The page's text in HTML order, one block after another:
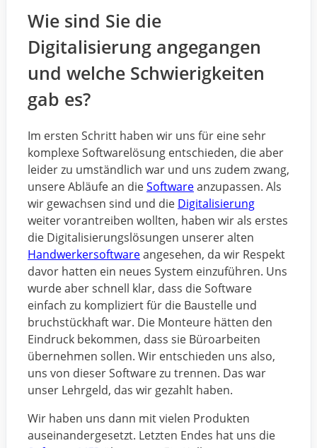
Wie sind Sie die
Digitalisierung angegangen
und welche Schwierigkeiten
gab es?
Im ersten Schritt haben wir uns für eine sehr
komplexe Softwarelösung entschieden, die aber
leider zu umständlich war und uns zudem zwang,
unsere Abläufe an dieSoftwareanzupassen. Als
wir gewachsen sind und die Digitalisierung
weiter vorantreiben wollten, haben wir als erstes
die Digitalisierungslösungen unserer alten
Handwerkersoftwareangesehen, da wir Respekt
davor hatten ein neues System einzuführen. Uns
wurde aber schnell klar, dass die Software
einfach zu kompliziert für die Baustelle und
bruchstückhaft war. Die Monteure hätten den
Eindruck bekommen, dass sie Büroarbeiten
übernehmen sollen. Wir entschieden uns also,
uns von dieser Software zu trennen. Das war
unser Lehrgeld, das wir gezahlt haben.
Wir haben uns dann mit vielen Produkten
auseinandergesetzt. Letzten Endes hat uns die